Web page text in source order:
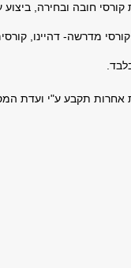
לימודים של שנתיים (4 סמסטרים) כוללת
כמפורט בהמשך קורסי מדרשה-
אחרות תקבע ע"י ועדת